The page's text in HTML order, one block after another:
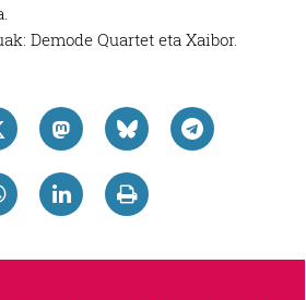
Demode Quartet eta Xaibor.